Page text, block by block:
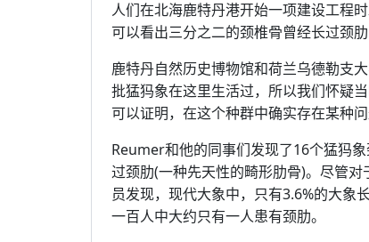
人们在北海鹿特丹港开始一项建设工程
可以看出三分之二的颈椎骨曾经长过颈
鹿特丹自然历史博物馆和荷兰乌德勒支
批猛犸象在这里生活过，所以我们怀疑
可以证明，在这个种群中确实存在某种问
Reumer和他的同事们发现了16个猛犸
过颈肋(一种先天性的畸形肋骨)。尽管
员发现，现代大象中，只有3.6%的大象
一百人中大约只有一人患有颈肋。